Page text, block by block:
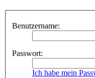
Benutzername:
Passwort:
Ich habe mein